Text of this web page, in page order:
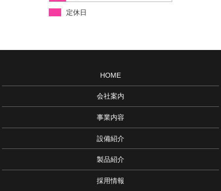
定休日
HOME
会社案内
事業内容
設備紹介
製品紹介
採用情報